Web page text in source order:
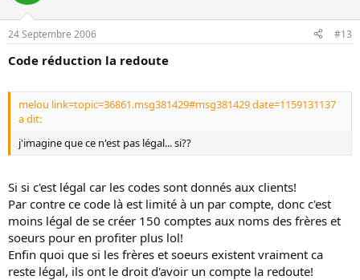
24 Septembre 2006 #13
Code réduction la redoute
melou link=topic=36861.msg381429#msg381429 date=1159131137
a dit:
j'imagine que ce n'est pas légal... si??
Si si c'est légal car les codes sont donnés aux clients!
Par contre ce code là est limité à un par compte, donc c'est
moins légal de se créer 150 comptes aux noms des frères et
soeurs pour en profiter plus lol!
Enfin quoi que si les frères et soeurs existent vraiment ca
reste légal, ils ont le droit d'avoir un compte la redoute!